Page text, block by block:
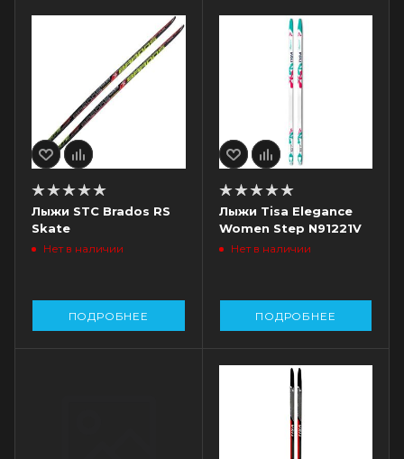
Лыжи STC Brados RS
Skate
Нет в наличии
ПОДРОБНЕЕ
Лыжи Tisa Elegance
Women Step N91221V
Нет в наличии
ПОДРОБНЕЕ